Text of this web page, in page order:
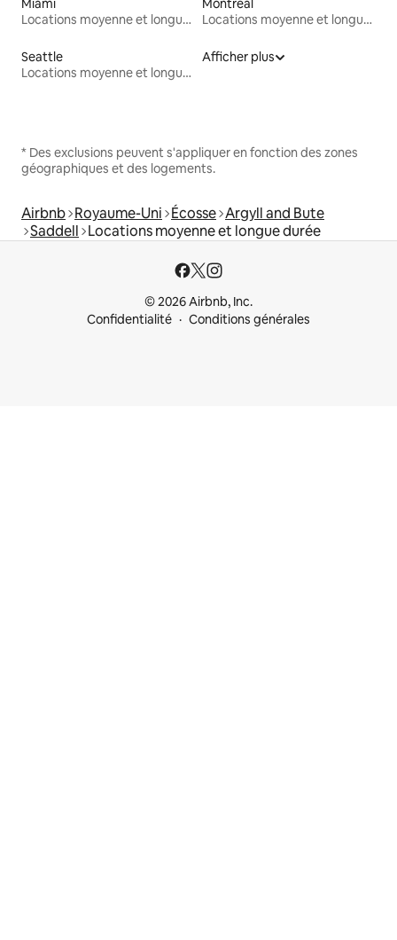
Miami
Locations moyenne et longue durée
Montréal
Locations moyenne et longue durée
Seattle
Locations moyenne et longue durée
Afficher plus
* Des exclusions peuvent s'appliquer en fonction des zones
géographiques et des logements.
Airbnb Royaume-Uni Écosse Argyll and Bute
Saddell Locations moyenne et longue durée
© 2026 Airbnb, Inc.
Confidentialité
Conditions générales